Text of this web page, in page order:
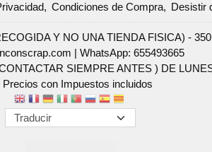
Condiciones de Compra Desistir
Y NO UNA TIENDA FISICA) -
|WhatsApp: 655493665
SIEMPRE ANTES ) DE
Precios con Impuestos incluidos